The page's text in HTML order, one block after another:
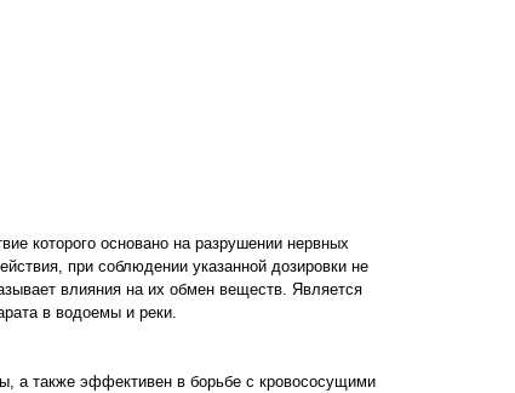
которого основано на разрушении нервных
при соблюдении указанной дозировки не
влияния на их обмен веществ. Является
в водоемы и реки.
а также эффективен в борьбе с кровососущими